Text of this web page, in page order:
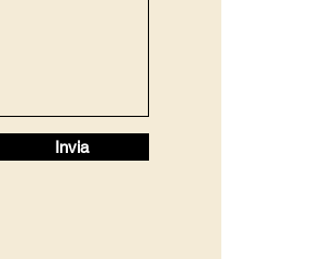
Invia